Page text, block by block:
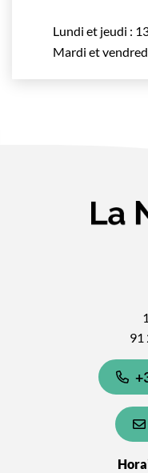
Lundi et jeudi :
Mardi et
91